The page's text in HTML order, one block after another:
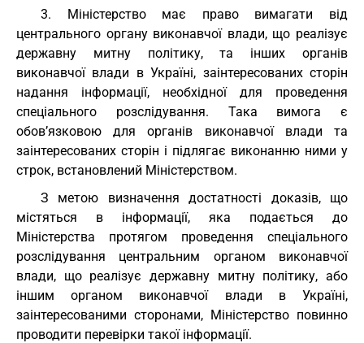
3. Міністерство має право вимагати від
центрального органу виконавчої влади, що реалізує
державну митну політику, та інших органів
виконавчої влади в Україні, заінтересованих сторін
надання інформації, необхідної для проведення
спеціального розслідування. Така вимога є
обов’язковою для органів виконавчої влади та
заінтересованих сторін і підлягає виконанню ними у
строк, встановлений Міністерством.
З метою визначення достатності доказів, що
містяться в інформації, яка подається до
Міністерства протягом проведення спеціального
розслідування центральним органом виконавчої
влади, що реалізує державну митну політику, або
іншим органом виконавчої влади в Україні,
заінтересованими сторонами, Міністерство повинно
проводити перевірки такої інформації.